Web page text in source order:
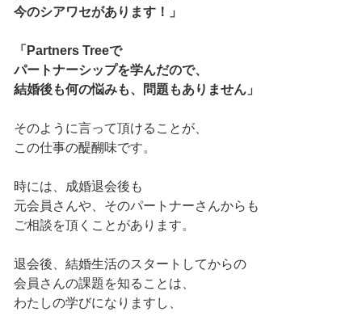
今のシアワセがあります！」
「Partners Treeで
パートナーシップを学んだので、
結婚後も何の悩みも、問題もありません」
そのように言って頂けることが、
この仕事の醍醐味です。
時には、成婚退会後も
元会員さんや、そのパートナーさんからも
ご相談を頂くことがあります。
退会後、結婚生活のスタートしてからの
会員さんの課題を知ることは、
わたしの学びになりますし、